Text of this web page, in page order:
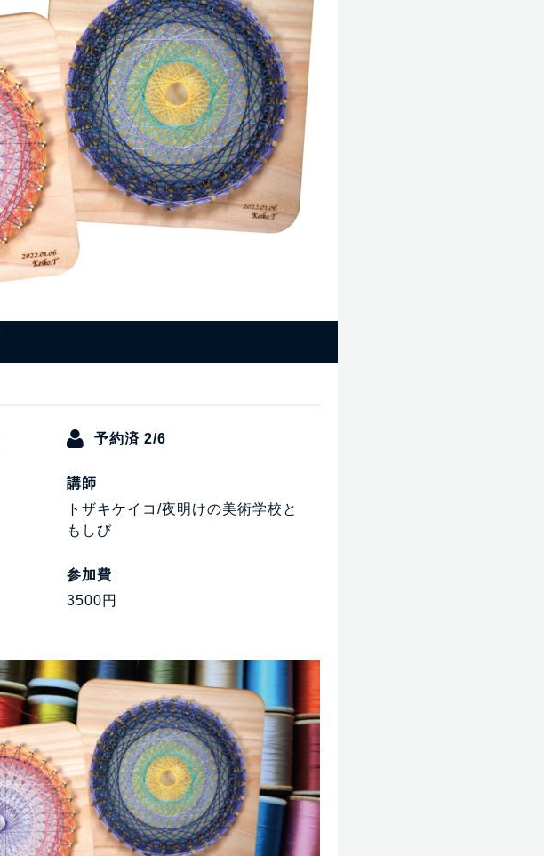
予約済 2/6
講師
トザキケイコ/夜明けの美術学校と
もしび
参加費
3500円